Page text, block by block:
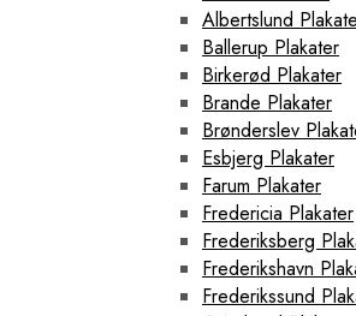
Albertslund
Ballerup Plakater
Birkerød Plakater
Brande Plakater
Brønderslev
Esbjerg Plakater
Farum Plakater
Fredericia Plakater
Frederiksberg
Frederikshavn
Frederikssund